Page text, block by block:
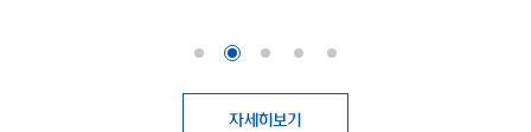
자세히보기
이스신용평가로부터 기업 장기신용등급 'A-(안정적)'를 부여받았다. 2016
신용평가사에 기업신용등급 산정을 의뢰해 평가를 받은 것은 이번이 처음이
다.첫 등급 부여임에도 불구하고 곧바로 상위권 등급인 'A-'를 획득했다. 기